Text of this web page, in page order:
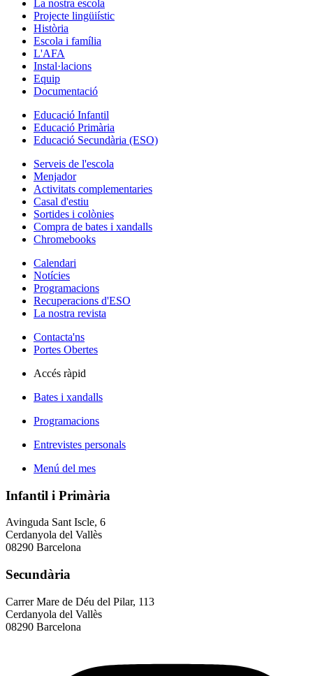
La nostra escola
Projecte lingüiístic
Història
Escola i família
L'AFA
Instal·lacions
Equip
Documentació
Educació Infantil
Educació Primària
Educació Secundària (ESO)
Serveis de l'escola
Menjador
Activitats complementaries
Casal d'estiu
Sortides i colònies
Compra de bates i xandalls
Chromebooks
Calendari
Notícies
Programacions
Recuperacions d'ESO
La nostra revista
Contacta'ns
Portes Obertes
Accés ràpid
Bates i xandalls
Programacions
Entrevistes personals
Menú del mes
Infantil i Primària
Avinguda Sant Iscle, 6
Cerdanyola del Vallès
08290 Barcelona
Secundària
Carrer Mare de Déu del Pilar, 113
Cerdanyola del Vallès
08290 Barcelona